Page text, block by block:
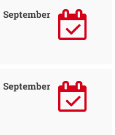
September
September